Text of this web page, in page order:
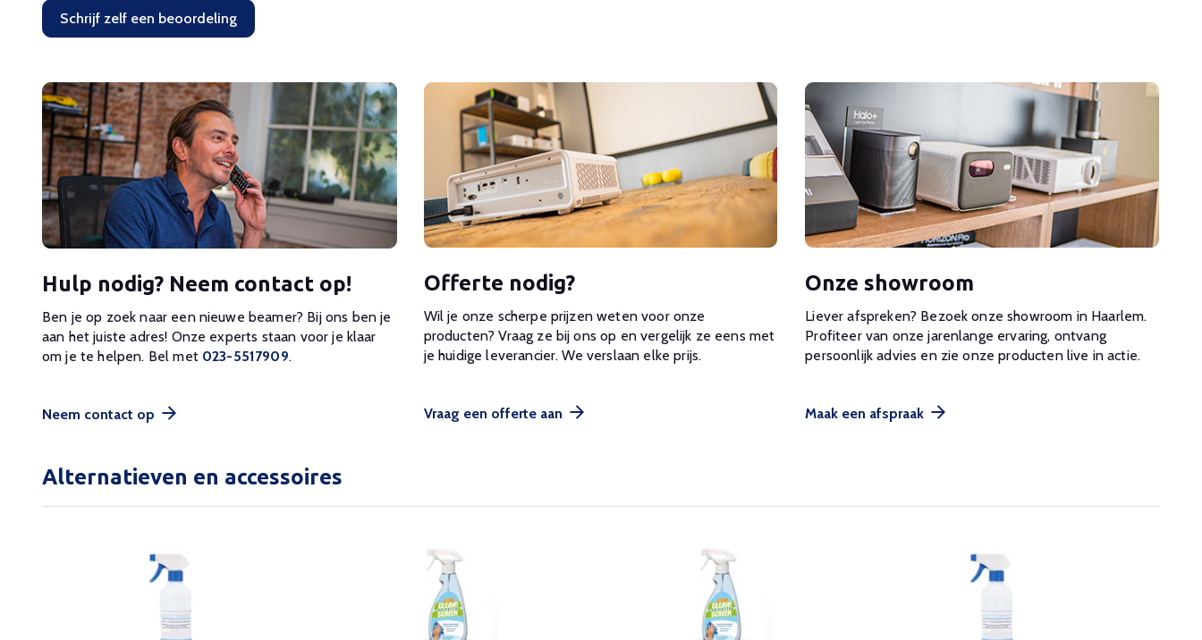
Schrijf zelf een beoordeling
Hulp nodig? Neem contact op!
Ben je op zoek naar een nieuwe beamer? Bij ons ben je
aan het juiste adres! Onze experts staan voor je klaar
om je te helpen. Bel met 023-5517909.
Neem contact op
Offerte nodig?
Wil je onze scherpe prijzen weten voor onze
producten? Vraag ze bij ons op en vergelijk ze eens met
je huidige leverancier. We verslaan elke prijs.
Vraag een offerte aan
Onze showroom
Liever afspreken? Bezoek onze showroom in Haarlem.
Profiteer van onze jarenlange ervaring, ontvang
persoonlijk advies en zie onze producten live in actie.
Maak een afspraak
Alternatieven en accessoires